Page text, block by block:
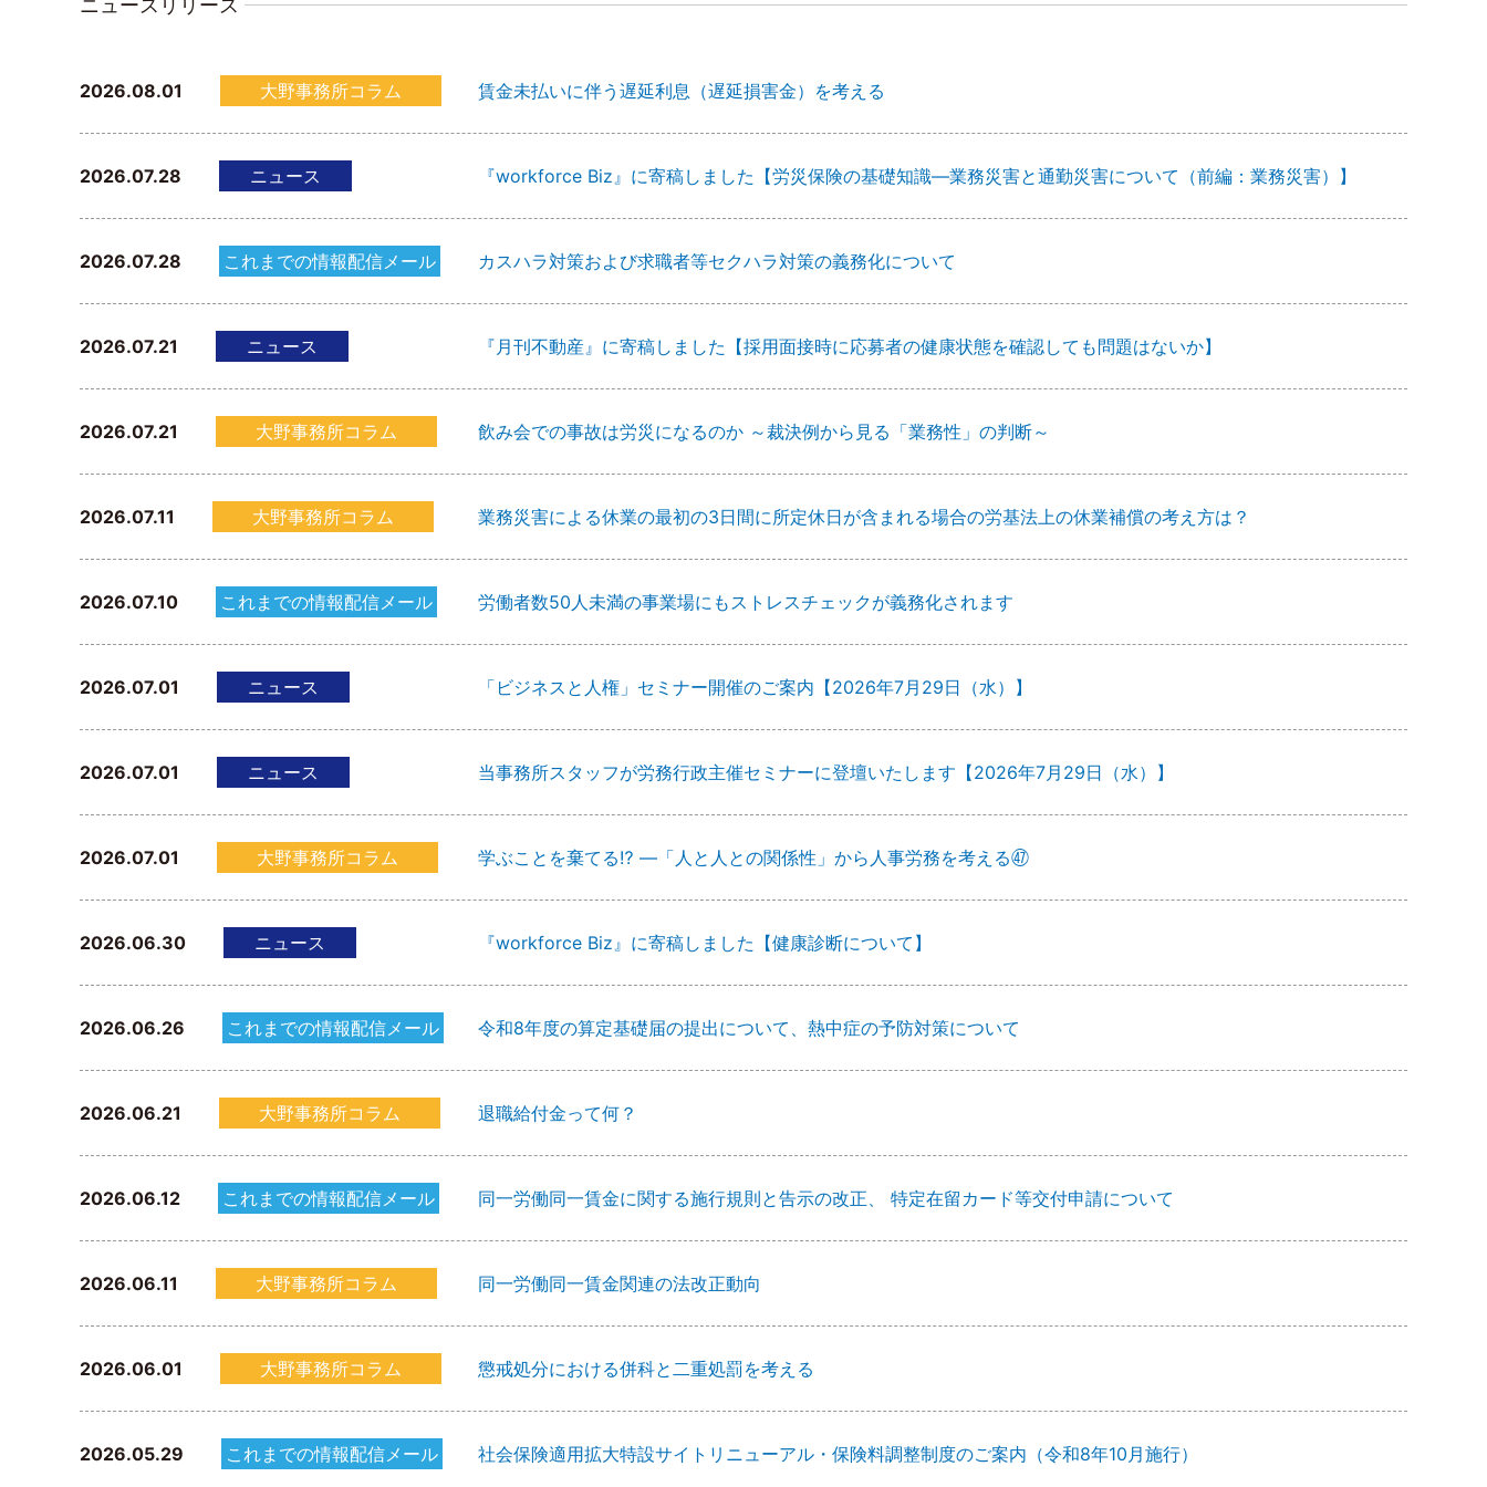
2026.08.01 大野事務所コラム 賃金未払いに伴う遅延利息（遅延損害金）を考える
2026.07.28 ニュース 『workforce Biz』に寄稿しました【労災保険の基礎知識―業務災害と通勤災害について（前編：業務災害）】
2026.07.28 これまでの情報配信メール カスハラ対策および求職者等セクハラ対策の義務化について
2026.07.21 ニュース 『月刊不動産』に寄稿しました【採用面接時に応募者の健康状態を確認しても問題はないか】
2026.07.21 大野事務所コラム 飲み会での事故は労災になるのか ～裁決例から見る「業務性」の判断～
2026.07.11 大野事務所コラム 業務災害による休業の最初の3日間に所定休日が含まれる場合の労基法上の休業補償の考え方は？
2026.07.10 これまでの情報配信メール 労働者数50人未満の事業場にもストレスチェックが義務化されます
2026.07.01 ニュース 「ビジネスと人権」セミナー開催のご案内【2026年7月29日（水）】
2026.07.01 ニュース 当事務所スタッフが労務行政主催セミナーに登壇いたします【2026年7月29日（水）】
2026.07.01 大野事務所コラム 学ぶことを棄てる⁉ ―「人と人との関係性」から人事労務を考える㊼
2026.06.30 ニュース 『workforce Biz』に寄稿しました【健康診断について】
2026.06.26 これまでの情報配信メール 令和8年度の算定基礎届の提出について、熱中症の予防対策について
2026.06.21 大野事務所コラム 退職給付金って何？
2026.06.12 これまでの情報配信メール 同一労働同一賃金に関する施行規則と告示の改正、 特定在留カード等交付申請について
2026.06.11 大野事務所コラム 同一労働同一賃金関連の法改正動向
2026.06.01 大野事務所コラム 懲戒処分における併科と二重処罰を考える
2026.05.29 これまでの情報配信メール 社会保険適用拡大特設サイトリニューアル・保険料調整制度のご案内（令和8年10月施行）